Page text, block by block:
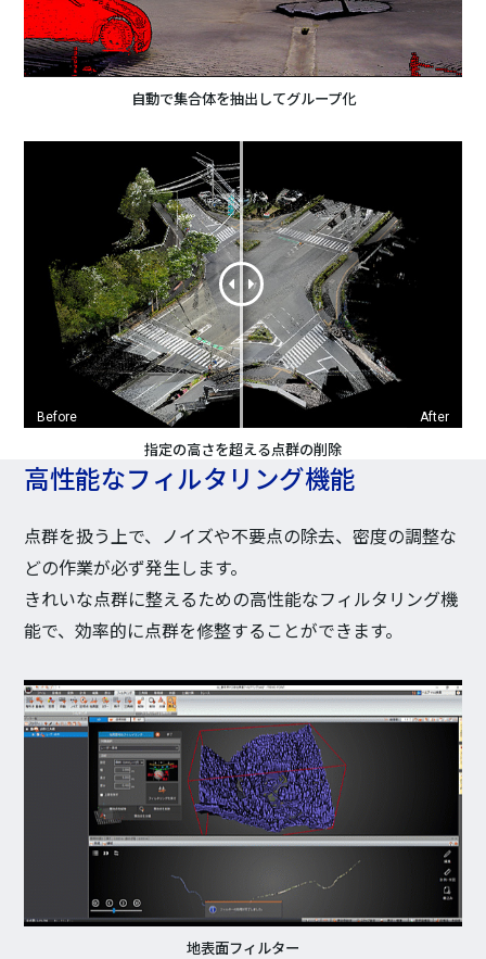
自動で集合体を抽出してグループ化
Before After
指定の高さを超える点群の削除
高性能なフィルタリング機能
点群を扱う上で、ノイズや不要点の除去、密度の調整な
どの作業が必ず発生します。
きれいな点群に整えるための高性能なフィルタリング機
能で、効率的に点群を修整することができます。
地表面フィルター